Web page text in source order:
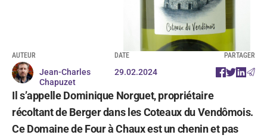
AUTEUR
Jean-Charles
Chapuzet
DATE
29.02.2024
PARTAGER
Il s’appelle Dominique Norguet, propriétaire
récoltant de Berger dans les Coteaux du Vendômois.
Ce Domaine de Four à Chaux est un chenin et pas